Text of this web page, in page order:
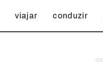
viajar conduzir